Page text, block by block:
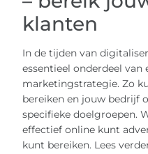
klanten
In de tijden van
essentieel onderdeel van
marketingstrategie. Zo
bereiken en jouw bedrijf
specifieke doelgroepen.
effectief online kunt
kunt bereiken. Lees